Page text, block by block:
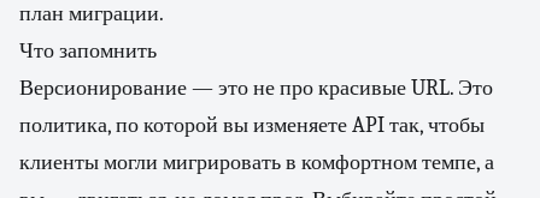
план миграции.
Что запомнить
Версионирование — это не про красивые URL. Это
политика, по которой вы изменяете API так, чтобы
клиенты могли мигрировать в комфортном темпе, а